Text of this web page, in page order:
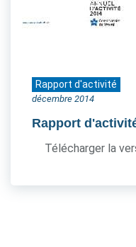
Rapport d'activité
décembre 2014
Rapport
Télécharger la